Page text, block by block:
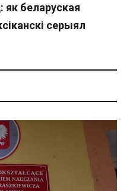
як беларуская
серыял